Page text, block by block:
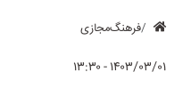
فرهنگ‌مجازی
۱۴۰۳/۰۳/۰۱ - ۱۳:۳۰